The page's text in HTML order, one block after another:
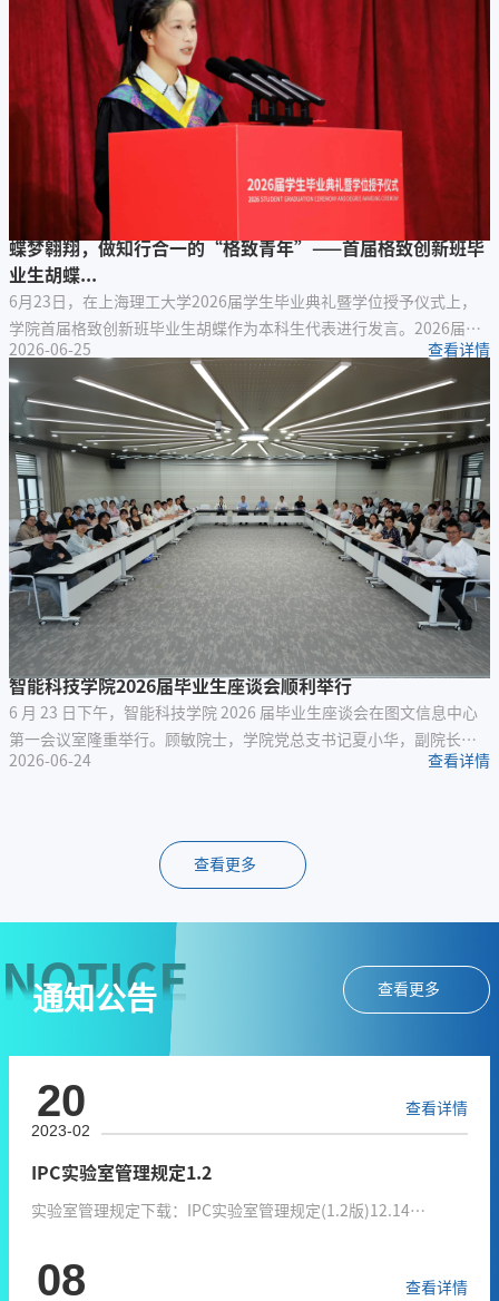
查看更多
工大学为唯一完成单位。衍射深度神经...
蝶梦翱翔，做知行合一的“格致青年”——首届格致创新班毕
业生胡蝶...
6月23日，在上海理工大学2026届学生毕业典礼暨学位授予仪式上，
学院首届格致创新班毕业生胡蝶作为本科生代表进行发言。2026届学
生毕业典礼本科生代表发言稿智能科技学院 胡蝶尊敬的各位领导、老
师，亲爱的同学们：大家上午好！我是智能科技学院首届格致创新班
的本科生胡蝶。今天，站在满载青春记忆的校园里，我深感荣幸能代
表2026届全体本科生发言。盛夏风起，蝉鸣逐光，四年上理时光倏忽
而过。此刻的我们，告别青涩韶华，回望...
2026-06-25 查看详情
智能科技学院2026届毕业生座谈会顺利举行
6 月 23 日下午，智能科技学院 2026 届毕业生座谈会在图文信息中心
第一会议室隆重举行。顾敏院士，学院党总支书记夏小华，副院长方
心远，副书记、副院长黄华杰以及学院教师代表出席座谈会，与2026
生 和 上海理工大学优秀毕业生 名单，对获奖同学表示热烈祝贺并为优
秀毕业生代表颁发荣誉证书。随后，毕...
2026-06-24 查看详情
通知公告
NOTICE 查看更多
20
2023-02
查看详情
IPC实验室管理规定1.2
实验室管理规定下载：IPC实验室管理规定(1.2版)12.14
12.14版.doc附件下载：IPC-F01材料-生物《实验室门禁权限申
请表Laboratory Authority Application Form》v1.1.docxIPC-
08 查看详情